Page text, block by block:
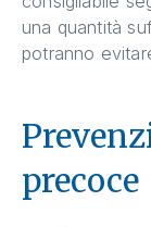
una quantità
potranno
precoce